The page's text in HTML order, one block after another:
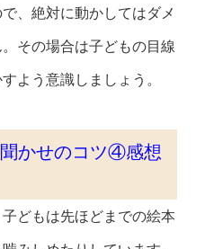
、絶対に動かしてはダメ
その場合は子どもの目線
よう意識しましょう。
かせのコツ④感想
どもは先ほどまでの絵本